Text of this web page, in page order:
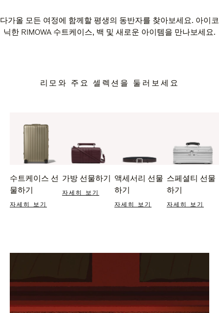
다가올 모든 여정에 함께할 평생의 동반자를 찾아보세요. 아이코
닉한 RIMOWA 수트케이스, 백 및 새로운 아이템을 만나보세요.
리모와 주요 셀렉션을 둘러보세요
수트케이스 선
물하기
자세히 보기
가방 선물하기
자세히 보기
액세서리 선물
하기
자세히 보기
스페셜티 선물
하기
자세히 보기